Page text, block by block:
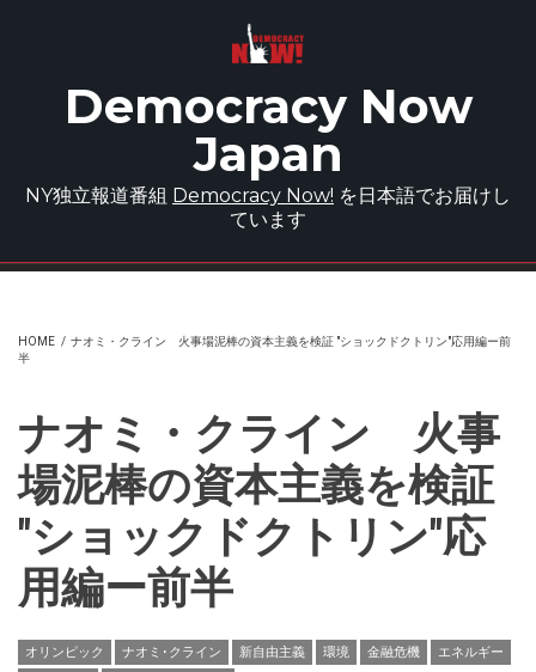
Democracy Now
Japan
NY独立報道番組 Democracy Now! を日本語でお届けし
ています
HOME / ナオミ・クライン 火事場泥棒の資本主義を検証 "ショックドクトリン"応用編ー前
半
ナオミ・クライン 火事
場泥棒の資本主義を検証
"ショックドクトリン"応
用編ー前半
オリンピック ナオミ･クライン 新自由主義 環境 金融危機
エネルギー